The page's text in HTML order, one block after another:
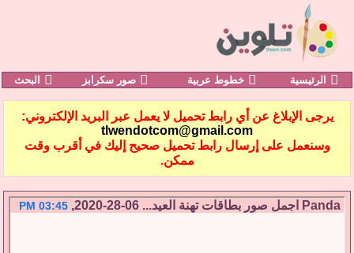
الرئيسية خطوط عربية صور سكرابز البحث
يرجى الإبلاغ عن أي رابط تحميل لا يعمل عبر البريد الإلكتروني:
tlwendotcom@gmail.com
وسنعمل على إرسال رابط تحميل صحيح إليك في أقرب وقت
ممكن.
Panda اجمل صور بطاقات تهنة العيد... 03:45 PM